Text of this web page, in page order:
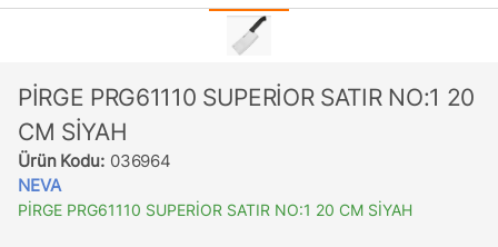
PİRGE PRG61110 SUPERİOR SATIR NO:1 20
CM SİYAH
Ürün Kodu: 036964
NEVA
PİRGE PRG61110 SUPERİOR SATIR NO:1 20 CM SİYAH